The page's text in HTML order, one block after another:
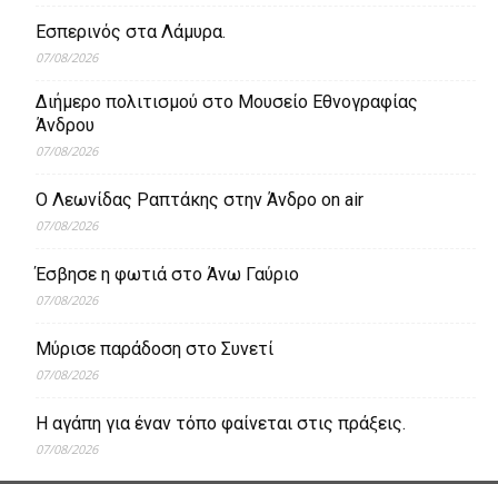
Εσπερινός στα Λάμυρα.
07/08/2026
Διήμερο πολιτισμού στο Μουσείο Εθνογραφίας
Άνδρου
07/08/2026
Ο Λεωνίδας Ραπτάκης στην Άνδρο on air
07/08/2026
Έσβησε η φωτιά στο Άνω Γαύριο
07/08/2026
Μύρισε παράδοση στο Συνετί
07/08/2026
Η αγάπη για έναν τόπο φαίνεται στις πράξεις.
07/08/2026